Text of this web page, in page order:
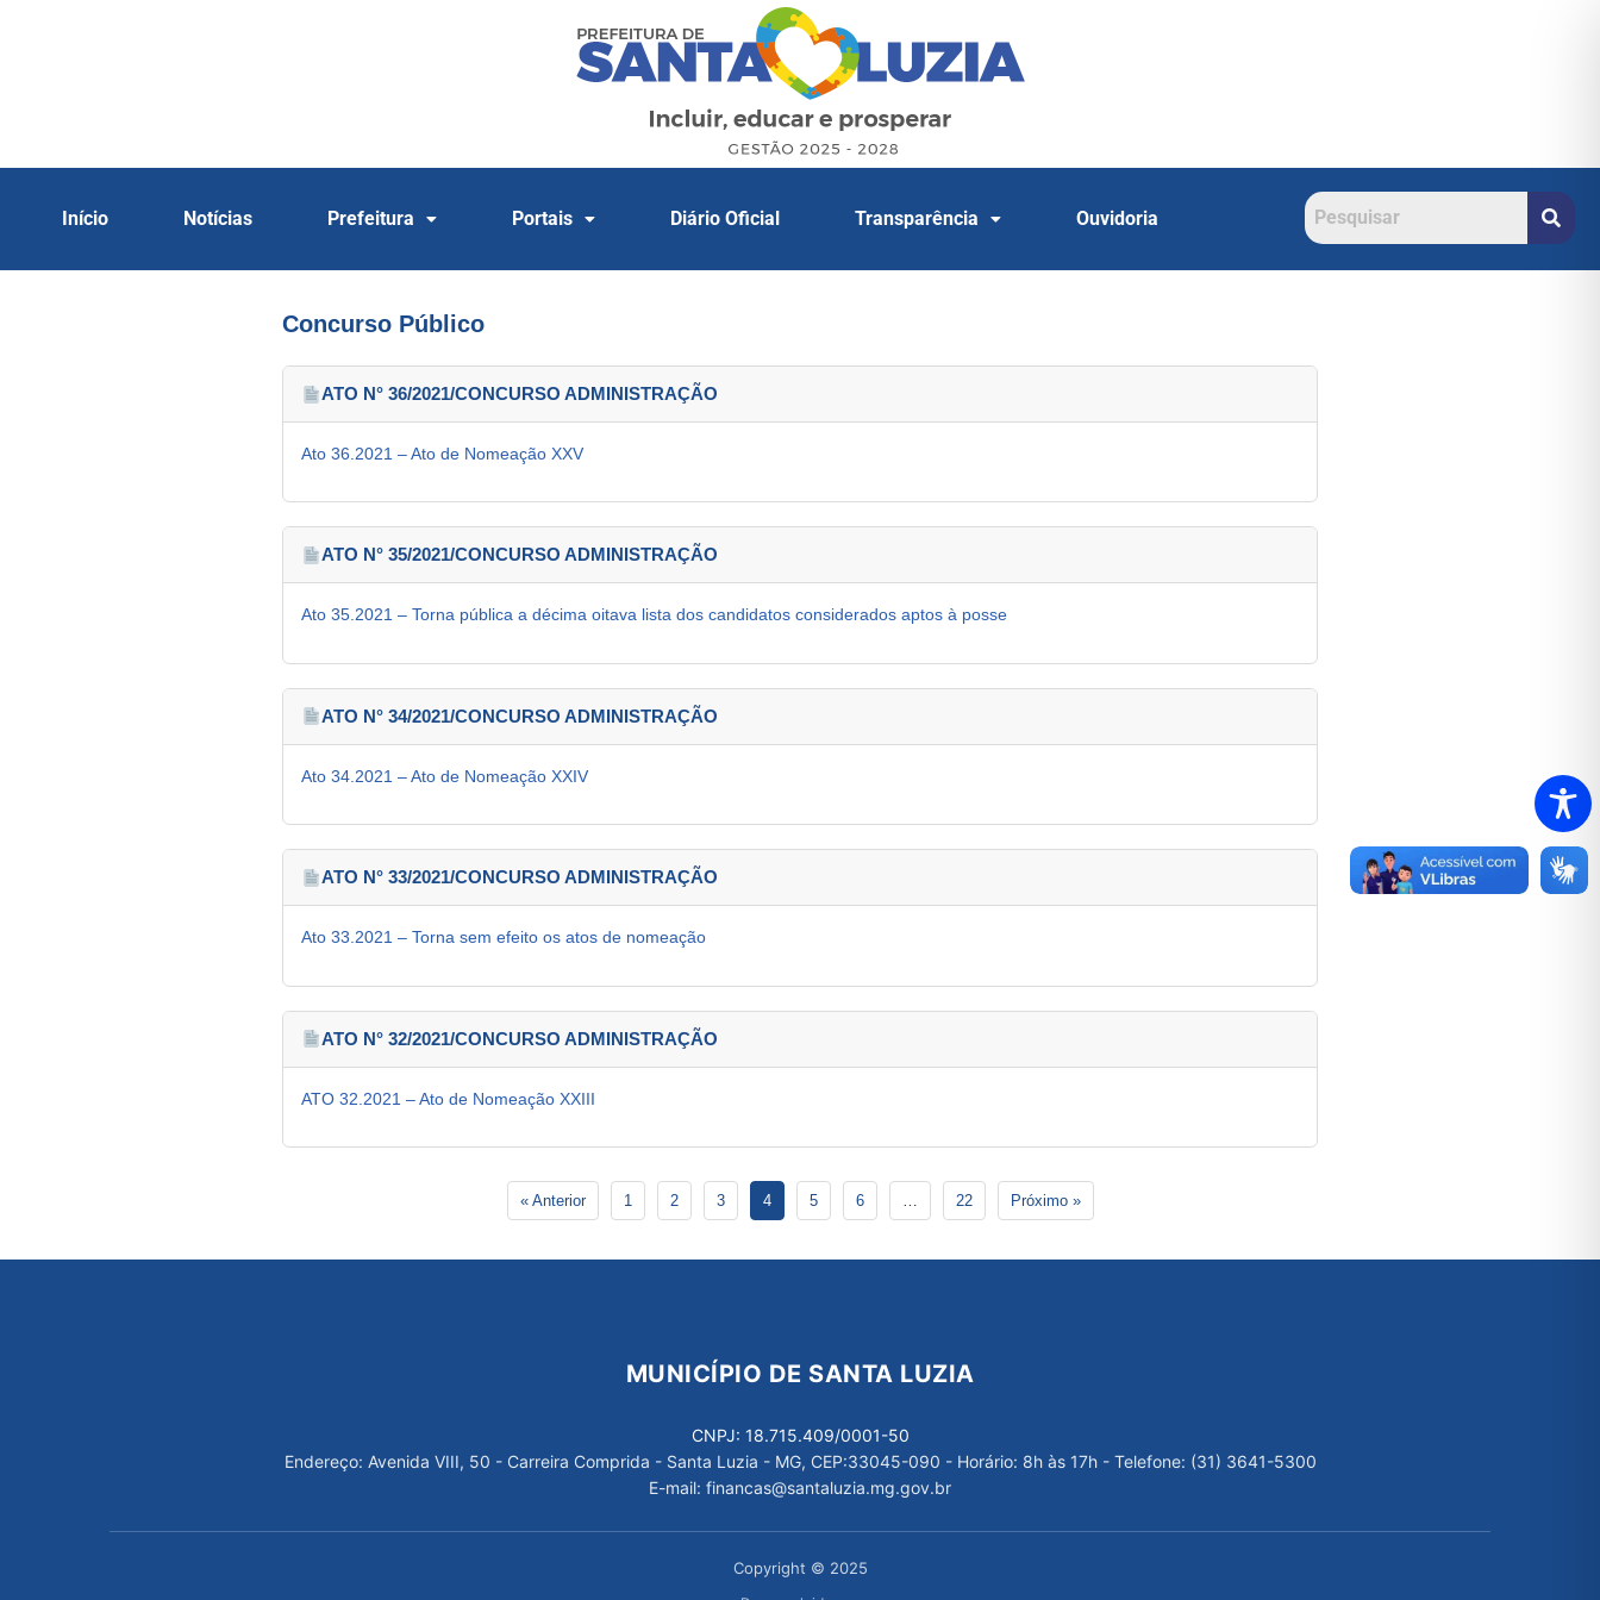
Início Notícias Prefeitura Portais Diário Oficial Transparência Ouvidoria
Concurso Público
ATO N° 36/2021/CONCURSO ADMINISTRAÇÃO
Ato 36.2021 – Ato de Nomeação XXV
ATO N° 35/2021/CONCURSO ADMINISTRAÇÃO
Ato 35.2021 – Torna pública a décima oitava lista dos candidatos considerados aptos à posse
ATO N° 34/2021/CONCURSO ADMINISTRAÇÃO
Ato 34.2021 – Ato de Nomeação XXIV
ATO N° 33/2021/CONCURSO ADMINISTRAÇÃO
Ato 33.2021 – Torna sem efeito os atos de nomeação
ATO N° 32/2021/CONCURSO ADMINISTRAÇÃO
ATO 32.2021 – Ato de Nomeação XXIII
« Anterior 1 2 3 4 5 6 22 Próximo »
MUNICÍPIO DE SANTA LUZIA
CNPJ: 18.715.409/0001-50
Endereço: Avenida VIII, 50 - Carreira Comprida - Santa Luzia - MG, CEP:33045-090 - Horário: 8h às 17h - Telefone: (31) 3641-5300
E-mail: financas@santaluzia.mg.gov.br
Copyright © 2025